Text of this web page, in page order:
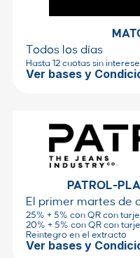
Todos los días
Hasta 12 cuotas sin
Ver bases y
PATROL-
El primer martes de
25% + 5% con QR con
20% + 5% con QR con
Reintegro en el extracto
Ver bases y